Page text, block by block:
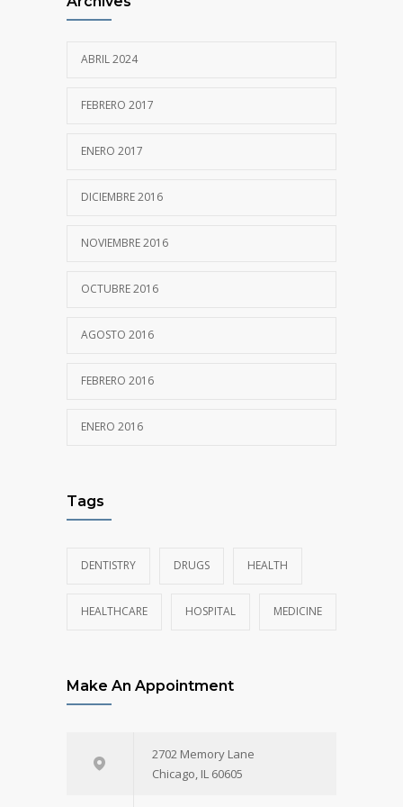
ABRIL 2024
FEBRERO 2017
ENERO 2017
DICIEMBRE 2016
NOVIEMBRE 2016
OCTUBRE 2016
AGOSTO 2016
FEBRERO 2016
ENERO 2016
Tags
DENTISTRY DRUGS HEALTH
HEALTHCARE HOSPITAL MEDICINE
Make An Appointment
2702 Memory Lane
Chicago, IL 60605